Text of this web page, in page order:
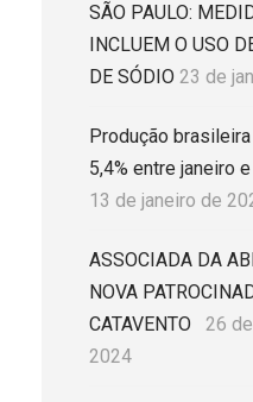
SÃO PAULO:
INCLUEM O USO
DE SÓDIO 23 de
Produção
5,4% entre janeiro
13 de janeiro de
ASSOCIADA DA
NOVA
CATAVENTO
26
2024